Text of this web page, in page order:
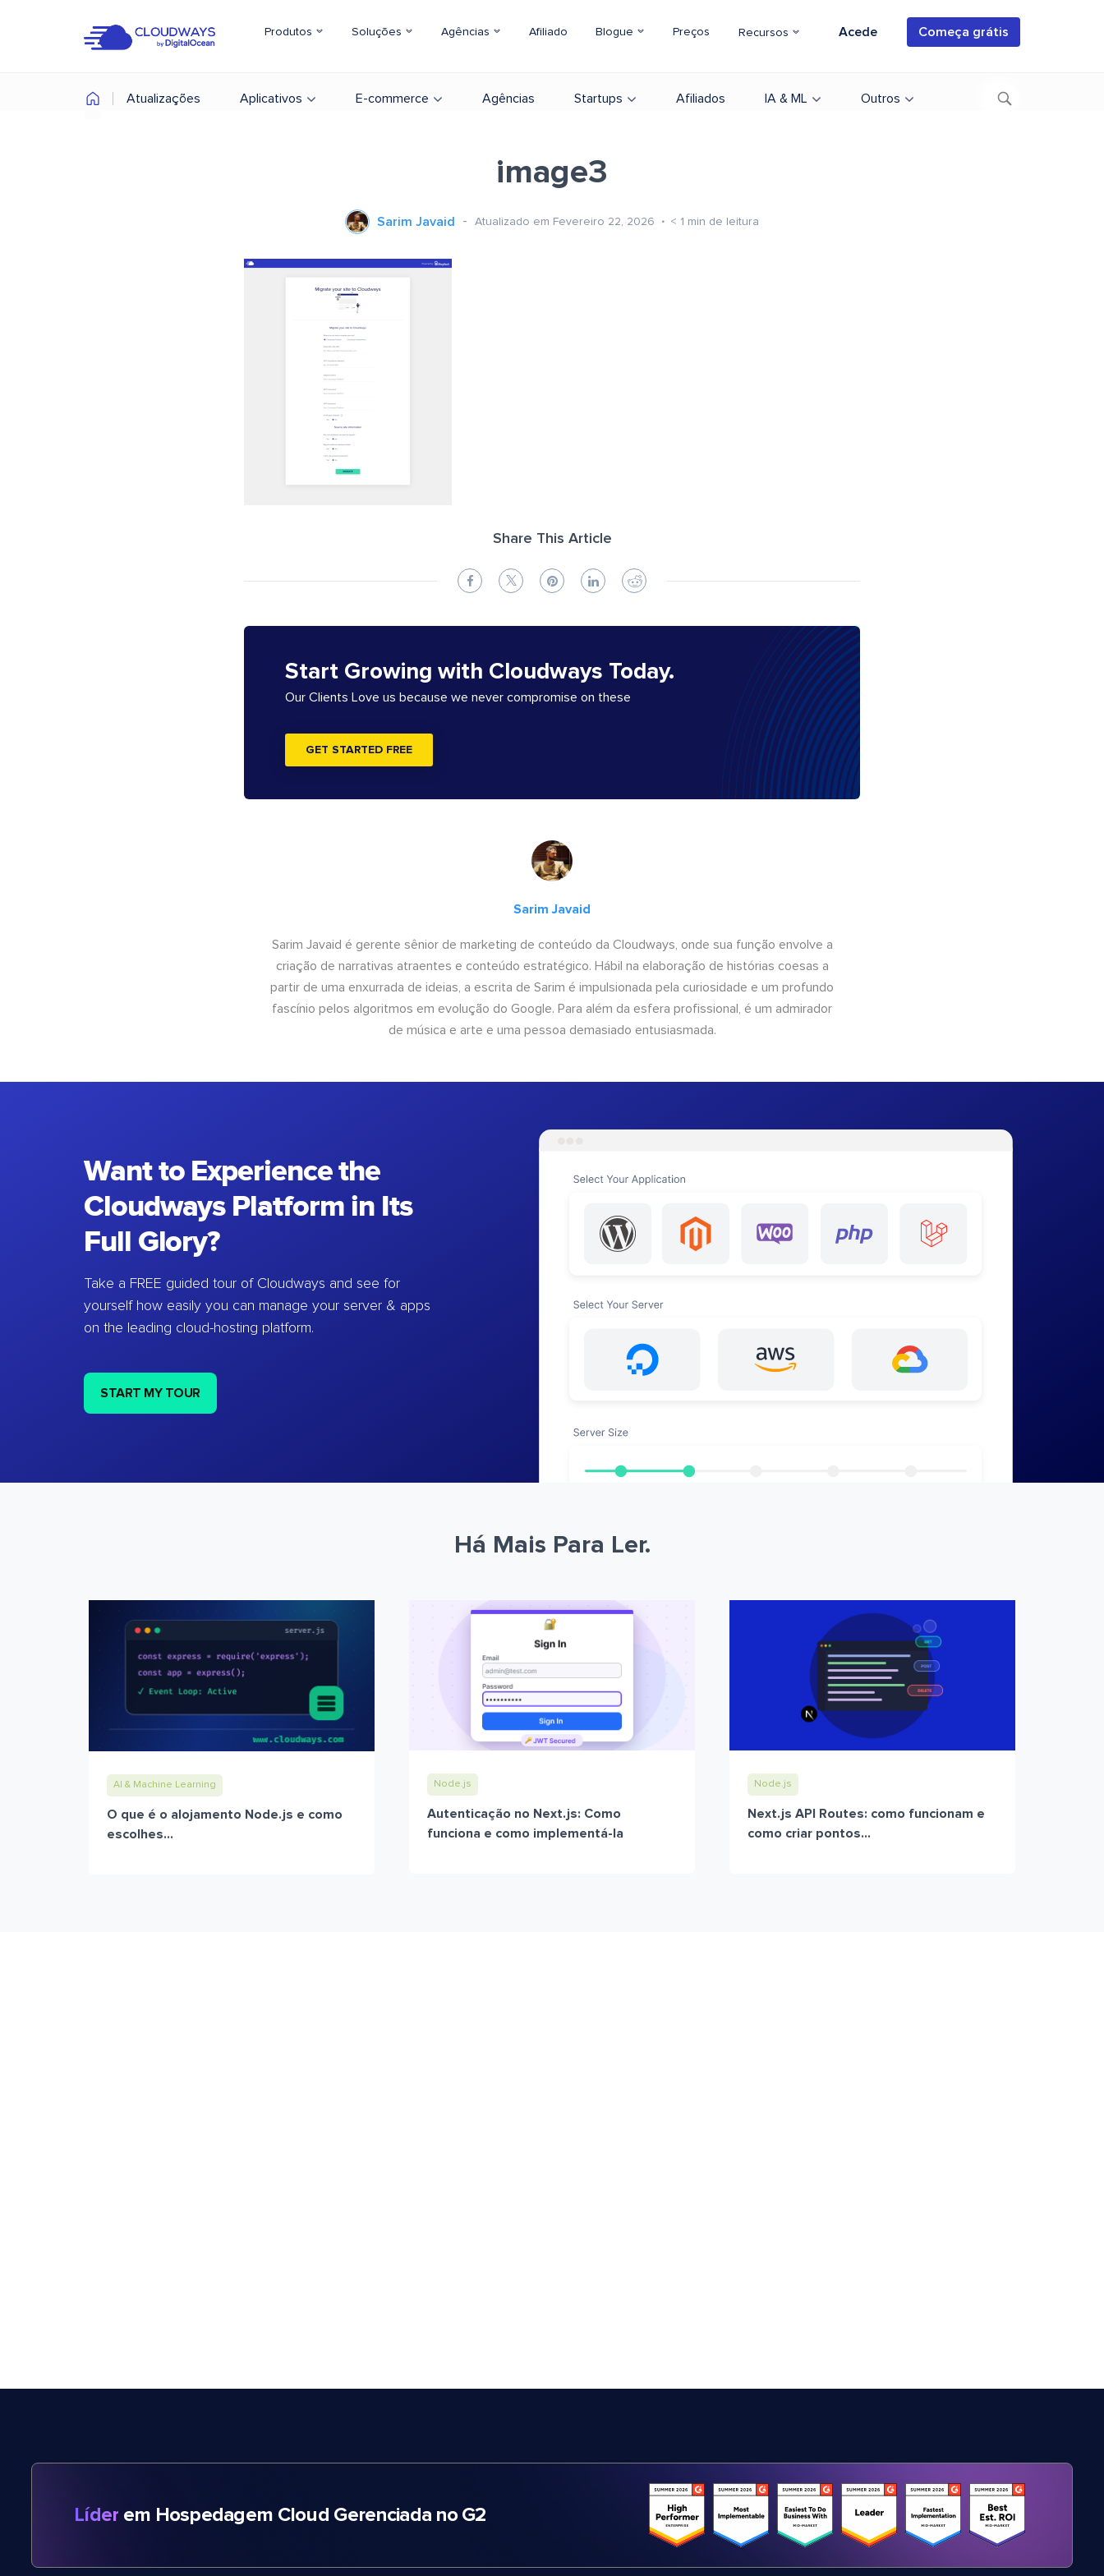
Produtos Soluções Agências Afiliado Blogue Preços Recursos Acede Começa grátis
Atualizações Aplicativos E-commerce Agências Startups Afiliados IA & ML Outros
image3
Sarim Javaid Atualizado em Fevereiro 22, 2026 < 1 min de leitura
Share This Article
Start Growing with Cloudways Today.
Our Clients Love us because we never compromise on these
GET STARTED FREE
Sarim Javaid
Sarim Javaid é gerente sênior de marketing de conteúdo da Cloudways, onde sua função envolve a
criação de narrativas atraentes e conteúdo estratégico. Hábil na elaboração de histórias coesas a
partir de uma enxurrada de ideias, a escrita de Sarim é impulsionada pela curiosidade e um profundo
fascínio pelos algoritmos em evolução do Google. Para além da esfera profissional, é um admirador
de música e arte e uma pessoa demasiado entusiasmada.
Want to Experience the
Cloudways Platform in Its
Full Glory?
Take a FREE guided tour of Cloudways and see for
yourself how easily you can manage your server & apps
on the leading cloud-hosting platform.
START MY TOUR
Há Mais Para Ler.
AI & Machine Learning
O que é o alojamento Node.js e como
escolhes...
Node.js
Autenticação no Next.js: Como
funciona e como implementá-la
Node.js
Next.js API Routes: como funcionam e
como criar pontos...
Líder em Hospedagem Cloud Gerenciada no G2